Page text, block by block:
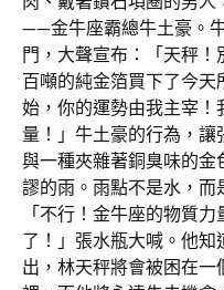
——金牛座霸總牛土豪。
門，大聲宣布：「天秤
百噸的純金箔買下了今天
始，你的運勢由我主宰
量！」牛土豪的行為，讓
與一種夾雜著銅臭味的金
謬的雨。雨點不是水，而
「不行！金牛座的物質
了！」張水瓶大喊。他
出，林天秤將會被困在